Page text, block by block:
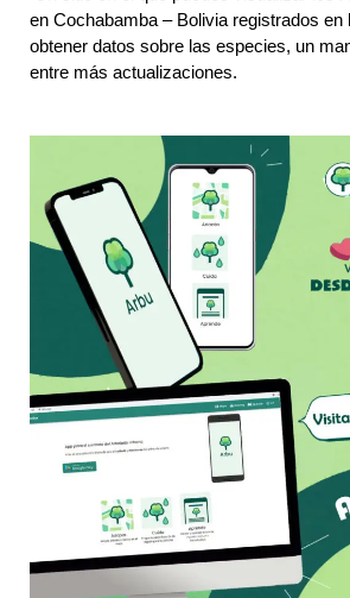
en Cochabamba – Bolivia registrados en
obtener datos sobre las especies, un
entre más actualizaciones.